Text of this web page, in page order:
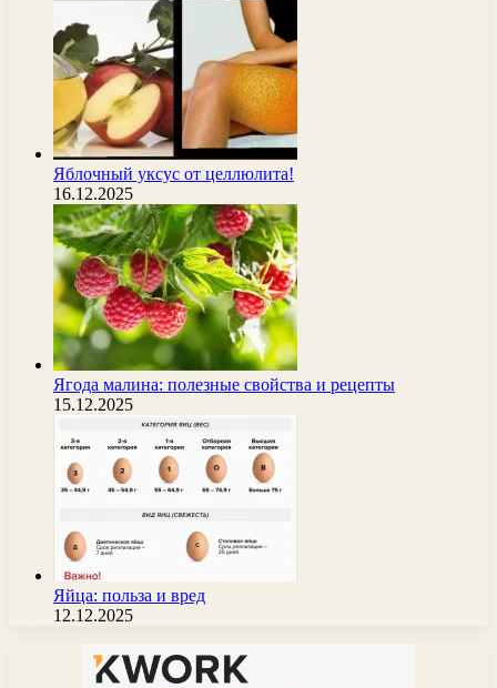
Яблочный уксус от целлюлита!
16.12.2025
Ягода малина: полезные свойства и рецепты
15.12.2025
Яйца: польза и вред
12.12.2025